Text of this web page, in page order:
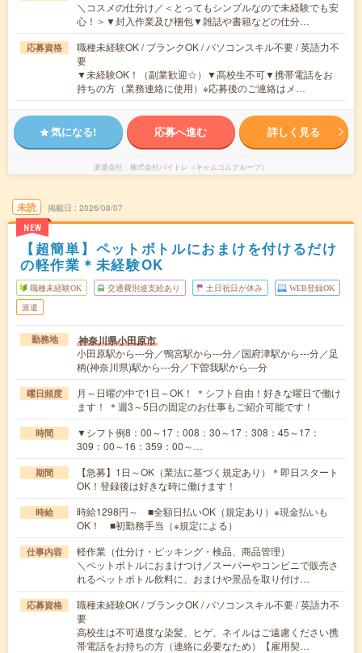
＼コスメの仕分け／＜とってもシンプルなので未経験でも安
心！＞▼封入作業及び梱包▼雑誌や書籍などの仕分…
応募資格
職種未経験OK / ブランクOK / パソコンスキル不要 / 英語力不
要
▼未経験OK！（副業歓迎☆）▼高校生不可▼携帯電話をお
持ちの方（業務連絡に使用）※応募後のご連絡はメ…
気になる! 応募へ進む 詳しく見る
派遣会社 株式会社バイトレ（キャムコムグループ）
未読
NEW
掲載日 2026/08/07
【超簡単】ペットボトルにおまけを付けるだけ
の軽作業＊未経験OK
職種未経験OK 交通費別途支給あり 土日祝日が休み WEB登録OK
派遣
勤務地 神奈川県小田原市
小田原駅から---分／鴨宮駅から---分／国府津駅から---分／足
柄(神奈川県)駅から---分／下曽我駅から---分
曜日頻度
月～日曜の中で1日～OK！ ＊シフト自由！好きな曜日で働け
ます！ ＊週3～5日の固定のお仕事もご紹介可能です！
時間
▼シフト例8：00～17：008：30～17：308：45～17：
309：00～16：359：00～…
期間
【急募】1日～OK（業法に基づく規定あり）＊即日スタート
OK！登録後は好きな時に働けます！
時給
時給1298円～ ■全額日払いOK（規定あり）※現金払いも
OK！ ■初勤務手当（※規定による）
仕事内容
軽作業（仕分け・ピッキング・検品、商品管理）
＼ペットボトルにおまけつけ／スーパーやコンビニで販売さ
れるペットボトル飲料に、おまけや景品を取り付け…
応募資格
職種未経験OK / ブランクOK / パソコンスキル不要 / 英語力不
要
高校生は不可過度な染髪、ヒゲ、ネイルはご遠慮ください携
帯電話をお持ちの方（連絡に必要なため）【雇用契…